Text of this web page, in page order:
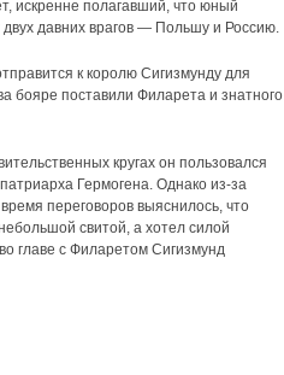
искренне полагавший, что юный
двух давних врагов — Польшу и Россию.
к королю Сигизмунду для
бояре поставили Филарета и знатного
кругах он пользовался
Гермогена. Однако из-за
переговоров выяснилось, что
свитой, а хотел силой
главе с Филаретом Сигизмунд